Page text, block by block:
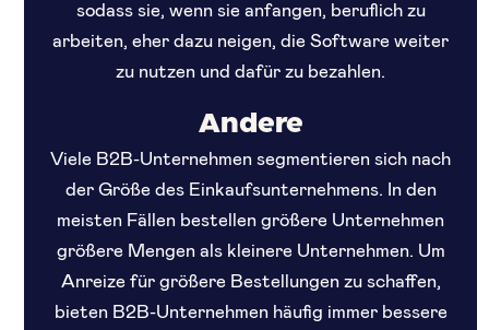
sodass sie, wenn sie anfangen, beruflich zu
arbeiten, eher dazu neigen, die Software weiter
zu nutzen und dafür zu bezahlen.
Andere
Viele B2B-Unternehmen segmentieren sich nach
der Größe des Einkaufsunternehmens. In den
meisten Fällen bestellen größere Unternehmen
größere Mengen als kleinere Unternehmen. Um
Anreize für größere Bestellungen zu schaffen,
bieten B2B-Unternehmen häufig immer bessere